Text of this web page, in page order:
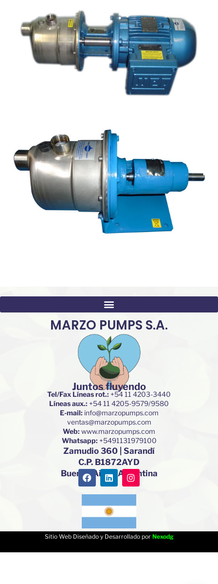
MARZO PUMPS S.A.
Juntos fluyendo
Tel/Fax Líneas rot.: +54 11 4203-3440
Líneas aux.: +54 11 4205-9579/9580
E-mail: info@marzopumps.com
ventas@marzopumps.com
Web: www.marzopumps.com
Whatsapp: +5491131979100
Zamudio 360 | Sarandí
C.P. B1872AYD
Buenos Aires. Argentina
F
a
b
o
k
L
i
e
d
n
I
n
a
g
a
Sitio Web Diseñado y Desarrollado por Nexodg